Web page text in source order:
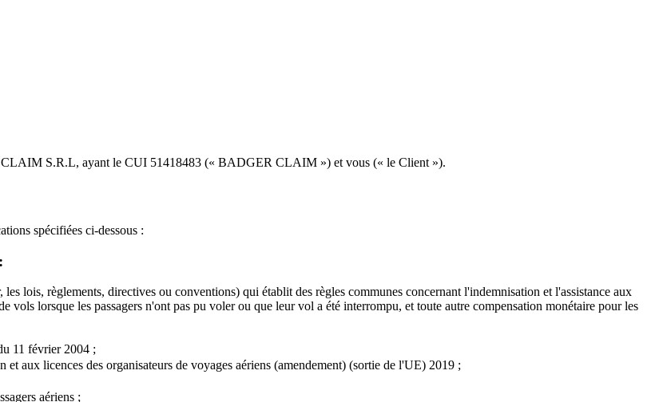
S.R.L, ayant le CUI 51418483 (« BADGER CLAIM ») et vous (« le Client »).
spécifiées ci-dessous :
lois, règlements, directives ou conventions) qui établit des règles communes concernant l'indemnisation et l'assistance aux
vols lorsque les passagers n'ont pas pu voler ou que leur vol a été interrompu, et toute autre compensation monétaire pour les
11 février 2004 ;
aux licences des organisateurs de voyages aériens (amendement) (sortie de l'UE) 2019 ;
aériens ;